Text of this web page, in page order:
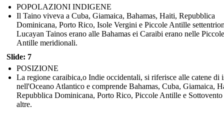
POPOLAZIONI INDIGENE
Il Taino viveva a Cuba, Giamaica, Bahamas, Haiti, Repubblica
Dominicana, Porto Rico, Isole Vergini e Piccole Antille
Lucayan Tainos erano alle Bahamas ei Caraibi erano nelle Piccole
Antille meridionali.
Slide: 7
POSIZIONE
La regione caraibica,o Indie occidentali, si riferisce alle catene di
nell'Oceano Atlantico e comprende Bahamas, Cuba, Giamaica,
Repubblica Dominicana, Porto Rico, Piccole Antille e Sottovento
altre.